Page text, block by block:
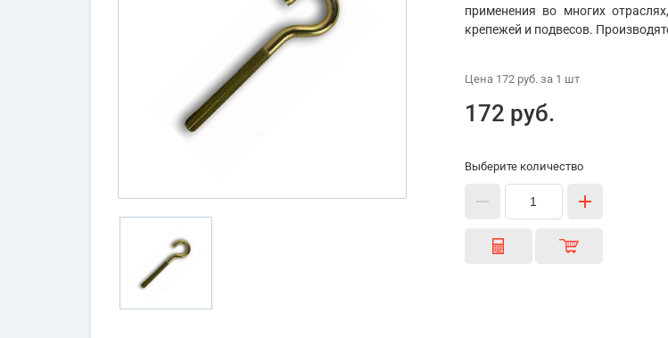
применения во многих
крепежей и подвесов.
Цена 172 руб.за 1 шт
172 руб.
Выберите количество